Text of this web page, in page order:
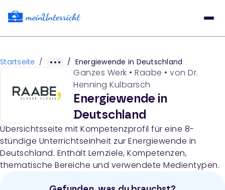
Startseite / / Energiewende in Deutschland
Ganzes Werk • Raabe • von Dr.
Henning Kulbarsch
Energiewende in
Deutschland
Übersichtsseite mit Kompetenzprofil für eine 8-
stündige Unterrichtseinheit zur Energiewende in
Deutschland. Enthält Lernziele, Kompetenzen,
thematische Bereiche und verwendete Medientypen.